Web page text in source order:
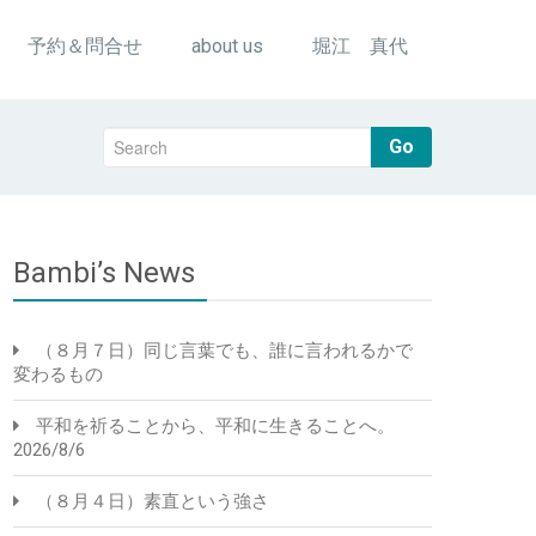
予約＆問合せ about us 堀江 真代
Go
Bambi’s News
（８月７日）同じ言葉でも、誰に言われるかで
変わるもの
平和を祈ることから、平和に生きることへ。
2026/8/6
（８月４日）素直という強さ